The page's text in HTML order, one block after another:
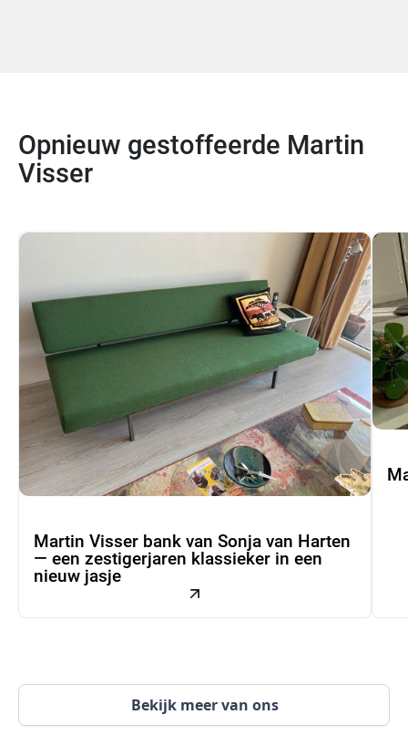
Opnieuw gestoffeerde Martin
Visser
Martin Visser bank van Sonja van Harten
— een zestigerjaren klassieker in een
nieuw jasje
Bekijk meer van ons